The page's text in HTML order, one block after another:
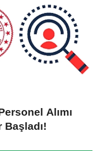
Alımı
Başladı!